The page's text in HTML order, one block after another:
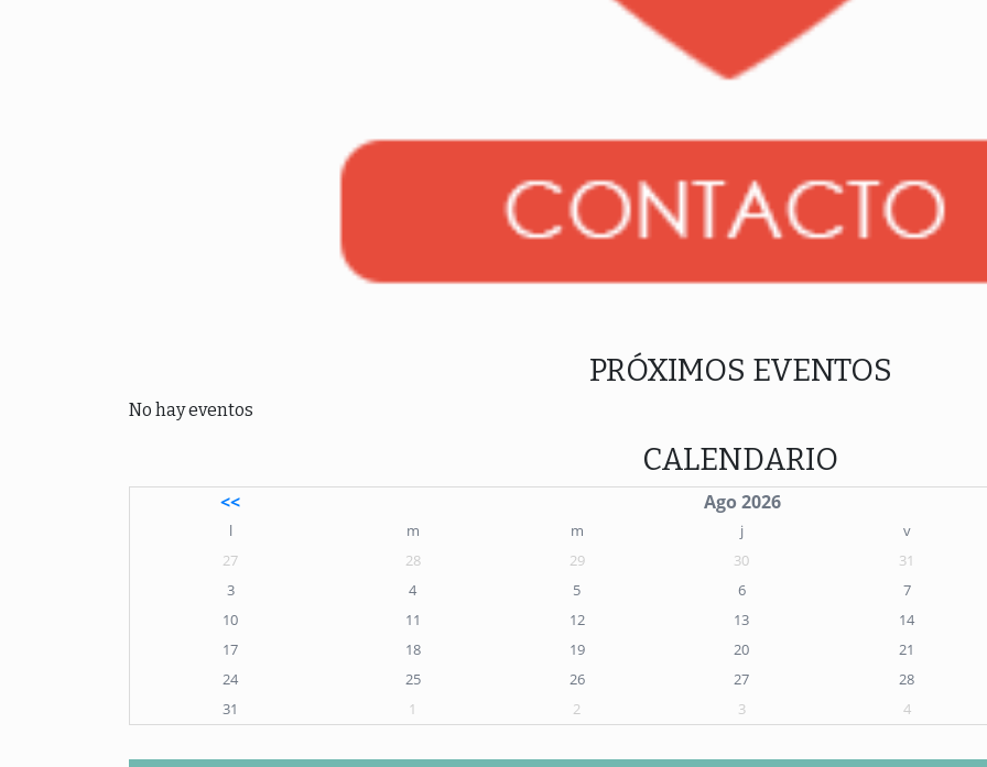
PRÓXIMOS EVENTOS
No hay eventos
CALENDARIO
<< Ago 2026
l m m j v
27
28 29 30 31
3
4 5 6 7
10
11 12 13 14
17
18 19 20 21
24
25 26 27 28
31
1 2 3 4